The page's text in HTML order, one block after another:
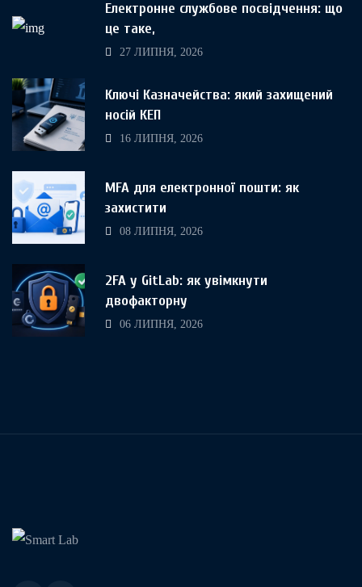
Електронне службове посвідчення: що
це таке,
27 ЛИПНЯ, 2026
Ключі Казначейства: який захищений
носій КЕП
16 ЛИПНЯ, 2026
MFA для електронної пошти: як
захистити
08 ЛИПНЯ, 2026
2FA у GitLab: як увімкнути
двофакторну
06 ЛИПНЯ, 2026